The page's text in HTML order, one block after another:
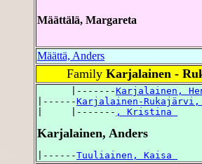
Määttälä, Margareta
Määttä, Anders
Family Karjalainen -
      |-------
Karjalainen,
|------Karjalainen-Rukajärvi,
|     |------- , Kristina
Karjalainen, Anders
|------Tuuliainen, Kaisa